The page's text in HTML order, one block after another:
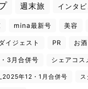
週末旅 インタ
mina最新号 美容
イジェスト PR お酒
3月合併号 シェアコス
年12・1月合併号 ス